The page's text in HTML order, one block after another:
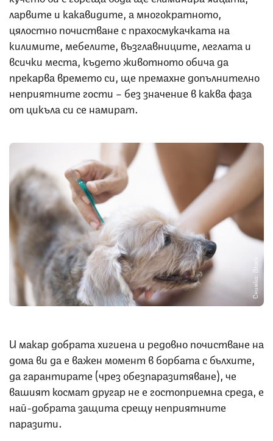
ларвите и какавидите, а многократното,
цялостно почистване с прахосмукачката на
килимите, мебелите, възглавниците, леглата и
всички места, където животното обича да
прекарва времето си, ще премахне допълнително
неприятните гости – без значение в каква фаза
от цикъла си се намират.
Снимка: iStock
И макар добрата хигиена и редовно почистване на
дома ви да е важен момент в борбата с бълхите,
да гарантирате (чрез обезпаразитяване), че
вашият космат другар не е гостоприемна среда, е
най-добрата защита срещу неприятните
паразити.